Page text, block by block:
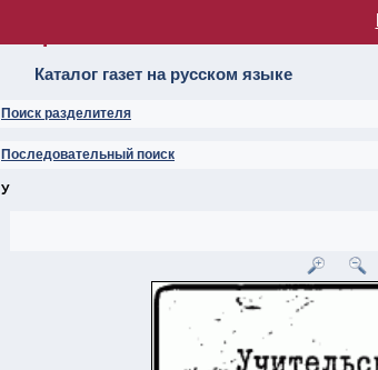
Каталог газет на русском языке
Поиск разделителя
Последовательный поиск
У